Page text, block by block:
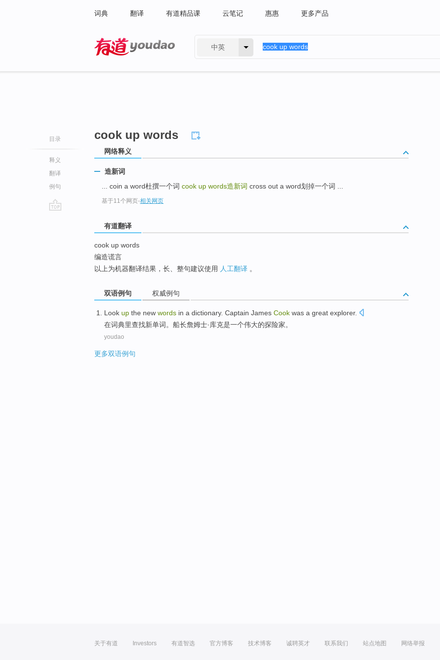
词典 翻译 有道精品课 云笔记 惠惠 更多产品
中英
目录
释义
翻译
例句
cook up words
网络释义
造新词
... coin a word杜撰一个词 cook up words造新词 cross out a word划掉一个词 ...
基于11个网页-相关网页
有道翻译
cook up words
编造谎言
以上为机器翻译结果，长、整句建议使用 人工翻译 。
双语例句 权威例句
Look up the new words in a dictionary. Captain James Cook was a great explorer.
在词典里查找新单词 。 船长詹姆士· 库克是一个伟大的探险家。
youdao
更多双语例句
关于有道 Investors 有道智选 官方博客 技术博客 诚聘英才 联系我们 站点地图 网络举报